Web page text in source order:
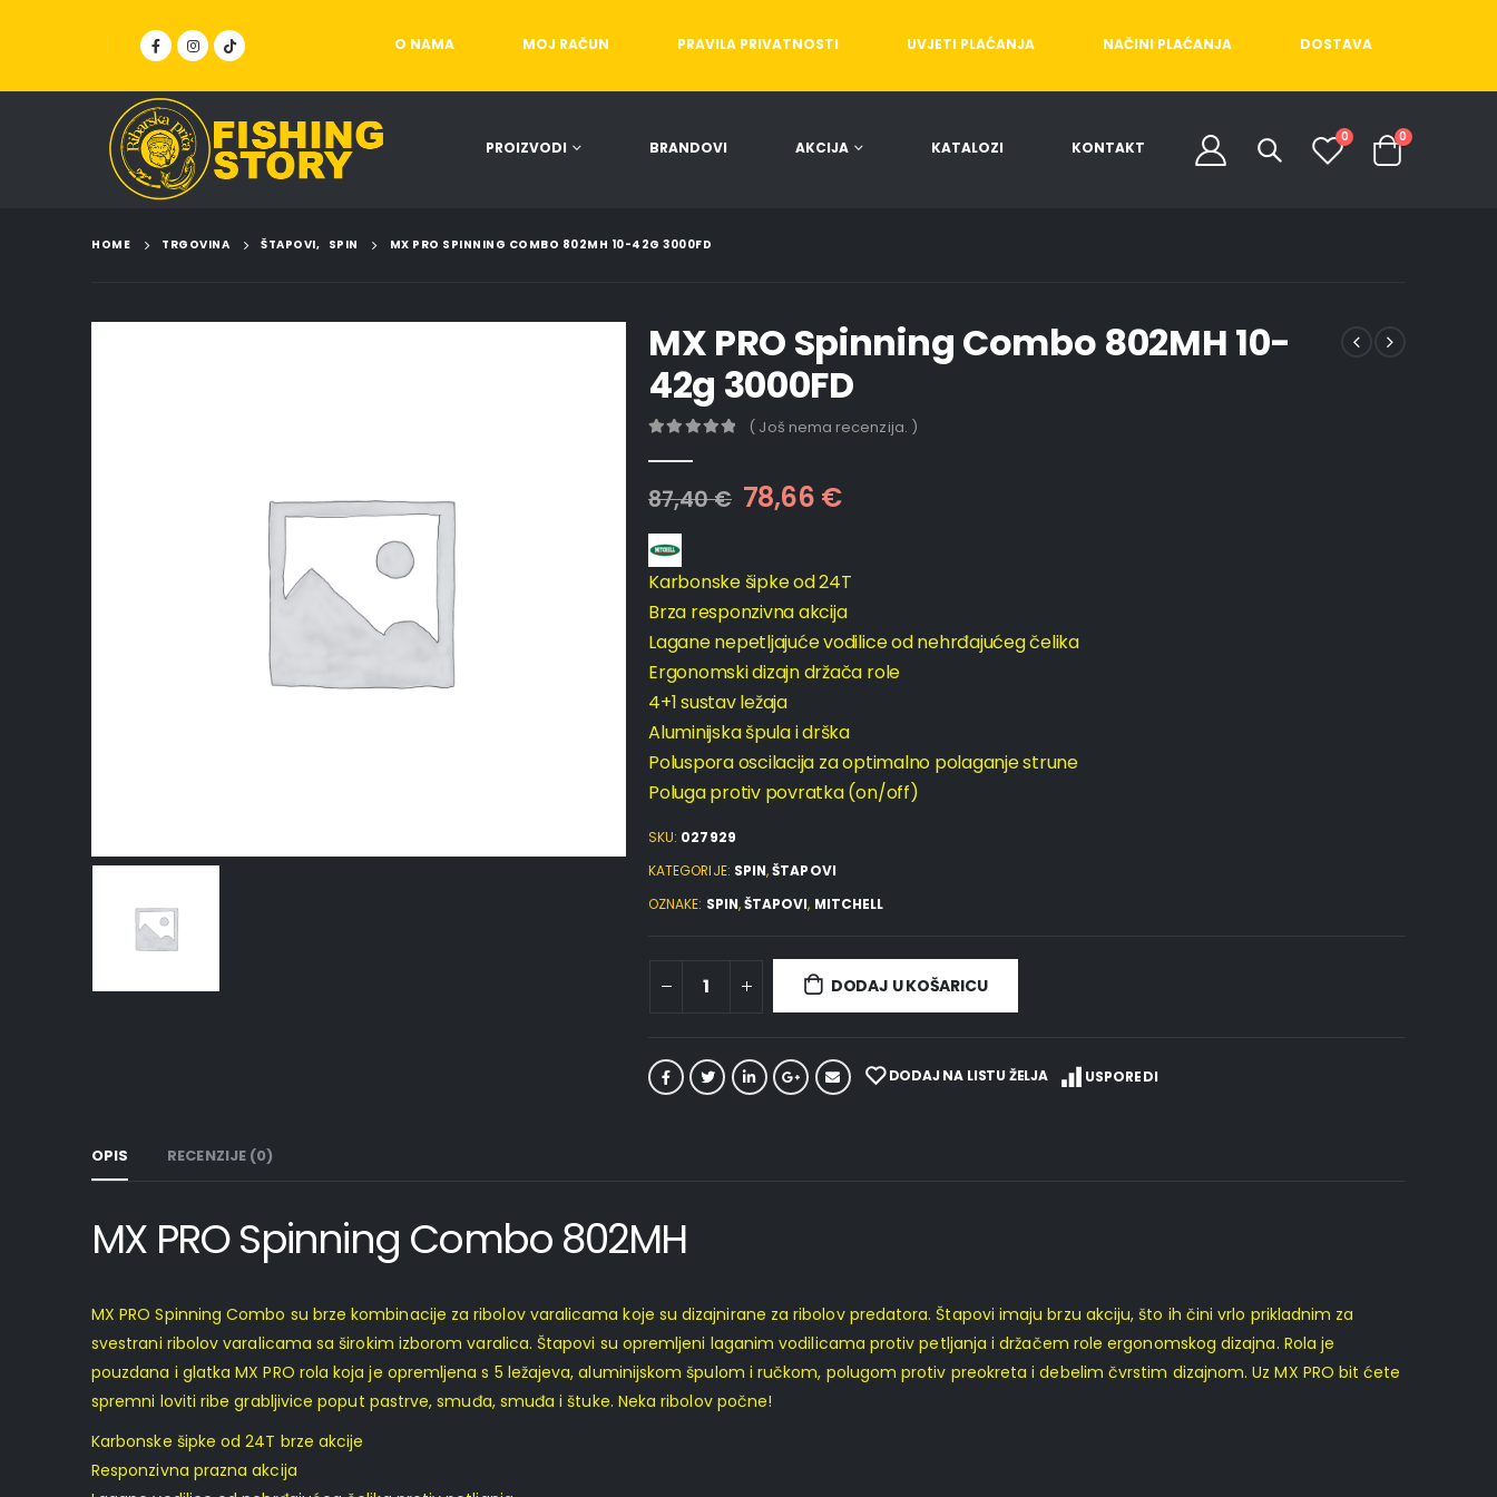
O NAMA MOJ RAČUN PRAVILA PRIVATNOSTI UVJETI PLAĆANJA NAČINI PLAĆANJA DOSTAVA
PROIZVODI BRANDOVI AKCIJA KATALOZI KONTAKT
0 0
HOME TRGOVINA ŠTAPOVI, SPIN MX PRO SPINNING COMBO 802MH 10-42G 3000FD
MX PRO Spinning Combo 802MH 10-
42g 3000FD
( Još nema recenzija. )
87,40€ 78,66 €
Karbonske šipke od 24T
Brza responzivna akcija
Lagane nepetljajuće vodilice od nehrđajućeg čelika
Ergonomski dizajn držača role
4+1 sustav ležaja
Aluminijska špula i drška
Poluspora oscilacija za optimalno polaganje strune
Poluga protiv povratka (on/off)
SKU: 027929
KATEGORIJE: SPIN,ŠTAPOVI
OZNAKE: SPIN,ŠTAPOVI, MITCHELL
DODAJ U KOŠARICU
DODAJ NA LISTU ŽELJA USPOREDI
OPIS RECENZIJE (0)
MX PRO Spinning Combo 802MH
MX PRO Spinning Combo su brze kombinacije za ribolov varalicama koje su dizajnirane za ribolov predatora. Štapovi imaju brzu akciju, što ih čini vrlo prikladnim za
svestrani ribolov varalicama sa širokim izborom varalica. Štapovi su opremljeni laganim vodilicama protiv petljanja i držačem role ergonomskog dizajna. Rola je
pouzdana i glatka MX PRO rola koja je opremljena s 5 ležajeva, aluminijskom špulom i ručkom, polugom protiv preokreta i debelim čvrstim dizajnom. Uz MX PRO bit ćete
spremni loviti ribe grabljivice poput pastrve, smuđa, smuđa i štuke. Neka ribolov počne!
Karbonske šipke od 24T brze akcije
Responzivna prazna akcija